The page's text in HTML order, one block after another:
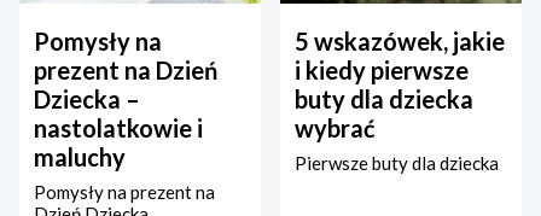
Pomysły na
prezent na Dzień
Dziecka –
nastolatkowie i
maluchy
Pomysły na prezent na
5 wskazówek, jakie
i kiedy pierwsze
buty dla dziecka
wybrać
Pierwsze buty dla dziecka